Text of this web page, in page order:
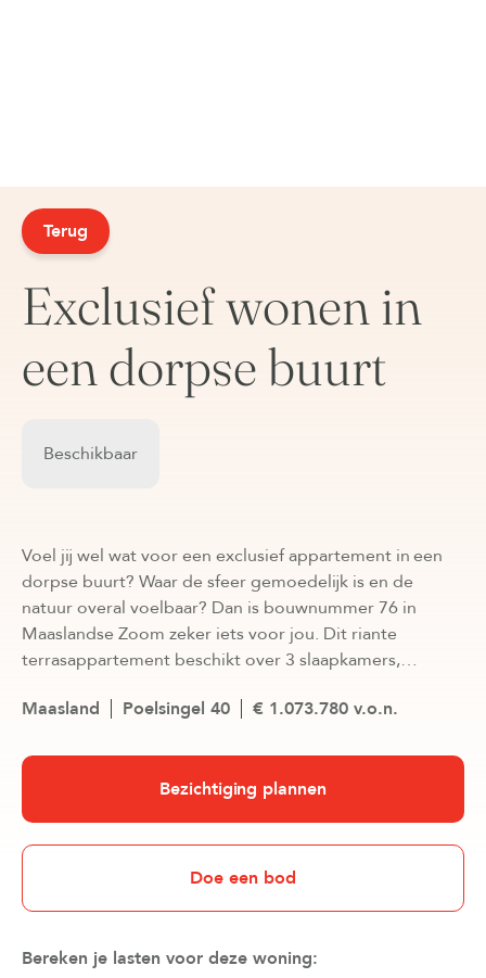
Terug
Exclusief wonen in
een dorpse buurt
Beschikbaar
Voel jij wel wat voor een exclusief appartement in een
dorpse buurt? Waar de sfeer gemoedelijk is en de
natuur overal voelbaar? Dan is bouwnummer 76 in
Maaslandse Zoom zeker iets voor jou. Dit riante
terrasappartement beschikt over 3 slaapkamers,…
Maasland Poelsingel 40 € 1.073.780 v.o.n.
Bezichtiging plannen
Doe een bod
Bereken je lasten voor deze woning: